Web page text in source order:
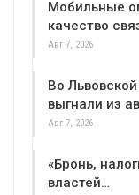
Мобильные
качество
Авг 7, 2026
Во
выгнали из
Авг 7, 2026
«Бронь,
властей…